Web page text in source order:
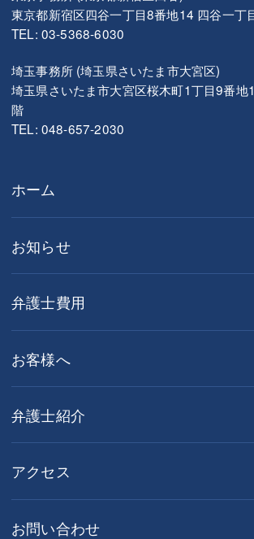
東京都新宿区四谷一丁目8番地14 四谷一丁
TEL: 03-5368-6030
埼玉事務所 (埼玉県さいたま市大宮区)
埼玉県さいたま市大宮区桜木町1丁目9番地
階
TEL: 048-657-2030
ホーム
お知らせ
弁護士費用
お客様へ
弁護士紹介
アクセス
お問い合わせ